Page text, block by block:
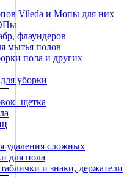
Vileda и Мопы для них
флаундеров
мытья полов
пола и других
уборки
удаления сложных
для пола
и знаки, держатели